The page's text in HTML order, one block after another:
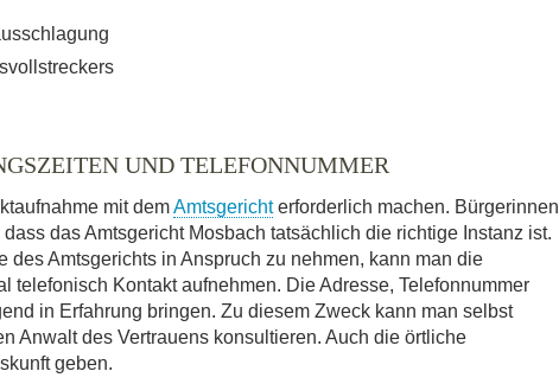
UND TELEFONNUMMER
mit demAmtsgerichterforderlich machen. Bürgerinnen
das Amtsgericht Mosbach tatsächlich die richtige Instanz ist.
des Amtsgerichts in Anspruch zu nehmen, kann man die
telefonisch Kontakt aufnehmen. Die Adresse, Telefonnummer
in Erfahrung bringen. Zu diesem Zweck kann man selbst
Anwalt des Vertrauens konsultieren. Auch die örtliche
geben.